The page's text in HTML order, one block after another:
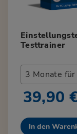
Testtrainer
3 Monate
39,90
In den